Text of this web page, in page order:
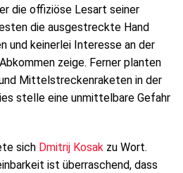
die offiziöse Lesart seiner
die ausgestreckte Hand
und keinerlei Interesse an der
zeige. Ferner planten
Mittelstreckenraketen in der
stelle eine unmittelbare Gefahr
sich Dmitrij Kosak zu Wort.
ist überraschend, dass